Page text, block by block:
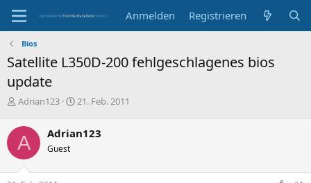
Anmelden Registrieren
Bios
Satellite L350D-200 fehlgeschlagenes bios
update
E
s
e
l
l
Adrian123
E
t
l
21. Feb. 2011
A Adrian123
Guest